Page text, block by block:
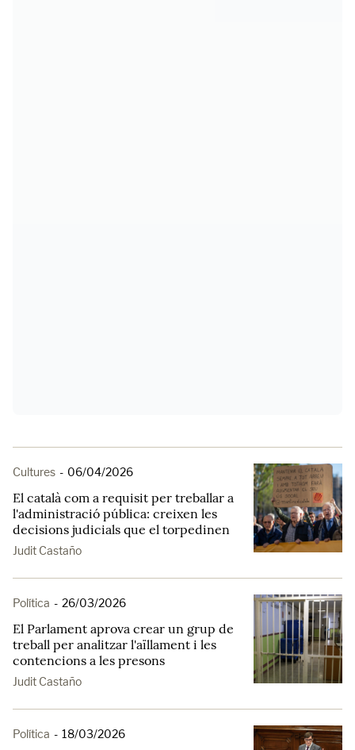
Cultures - 06/04/2026
El català com a requisit per treballar a
l'administració pública: creixen les
decisions judicials que el torpedinen
Judit Castaño
Política - 26/03/2026
El Parlament aprova crear un grup de
treball per analitzar l'aïllament i les
contencions a les presons
Judit Castaño
Política - 18/03/2026